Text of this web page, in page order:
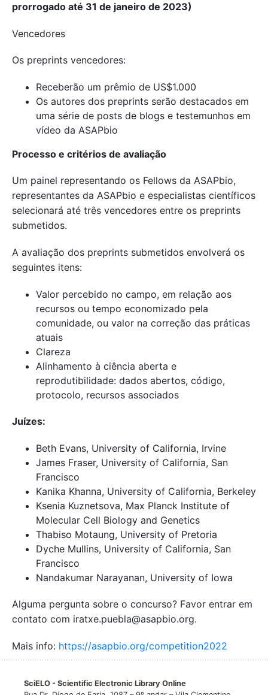
prorrogado até 31 de janeiro de 2023)
Vencedores
Os preprints vencedores:
Receberão um prêmio de US$1.000
Os autores dos preprints serão destacados em
uma série de posts de blogs e testemunhos em
vídeo da ASAPbio
Processo e critérios de avaliação
Um painel representando os Fellows da ASAPbio,
representantes da ASAPbio e especialistas científicos
selecionará até três vencedores entre os preprints
submetidos.
A avaliação dos preprints submetidos envolverá os
seguintes itens:
Valor percebido no campo, em relação aos
recursos ou tempo economizado pela
comunidade, ou valor na correção das práticas
atuais
Clareza
Alinhamento à ciência aberta e
reprodutibilidade: dados abertos, código,
protocolo, recursos associados
Juízes:
Beth Evans, University of California, Irvine
James Fraser, University of California, San
Francisco
Kanika Khanna, University of California, Berkeley
Ksenia Kuznetsova, Max Planck Institute of
Molecular Cell Biology and Genetics
Thabiso Motaung, University of Pretoria
Dyche Mullins, University of California, San
Francisco
Nandakumar Narayanan, University of Iowa
Alguma pergunta sobre o concurso? Favor entrar em
contato com iratxe.puebla@asapbio.org.
Mais info: https://asapbio.org/competition2022
SciELO - Scientific Electronic Library Online